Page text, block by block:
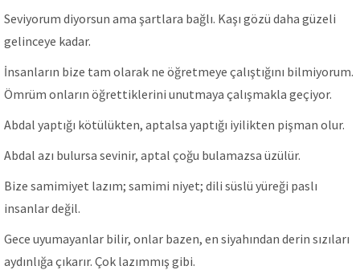
Seviyorum diyorsun ama şartlara bağlı. Kaşı gözü daha güzeli
gelinceye kadar.
İnsanların bize tam olarak ne öğretmeye çalıştığını bilmiyorum.
Ömrüm onların öğrettiklerini unutmaya çalışmakla geçiyor.
Abdal yaptığı kötülükten, aptalsa yaptığı iyilikten pişman olur.
Abdal azı bulursa sevinir, aptal çoğu bulamazsa üzülür.
Bize samimiyet lazım; samimi niyet; dili süslü yüreği paslı
insanlar değil.
Gece uyumayanlar bilir, onlar bazen, en siyahından derin sızıları
aydınlığa çıkarır. Çok lazımmış gibi.